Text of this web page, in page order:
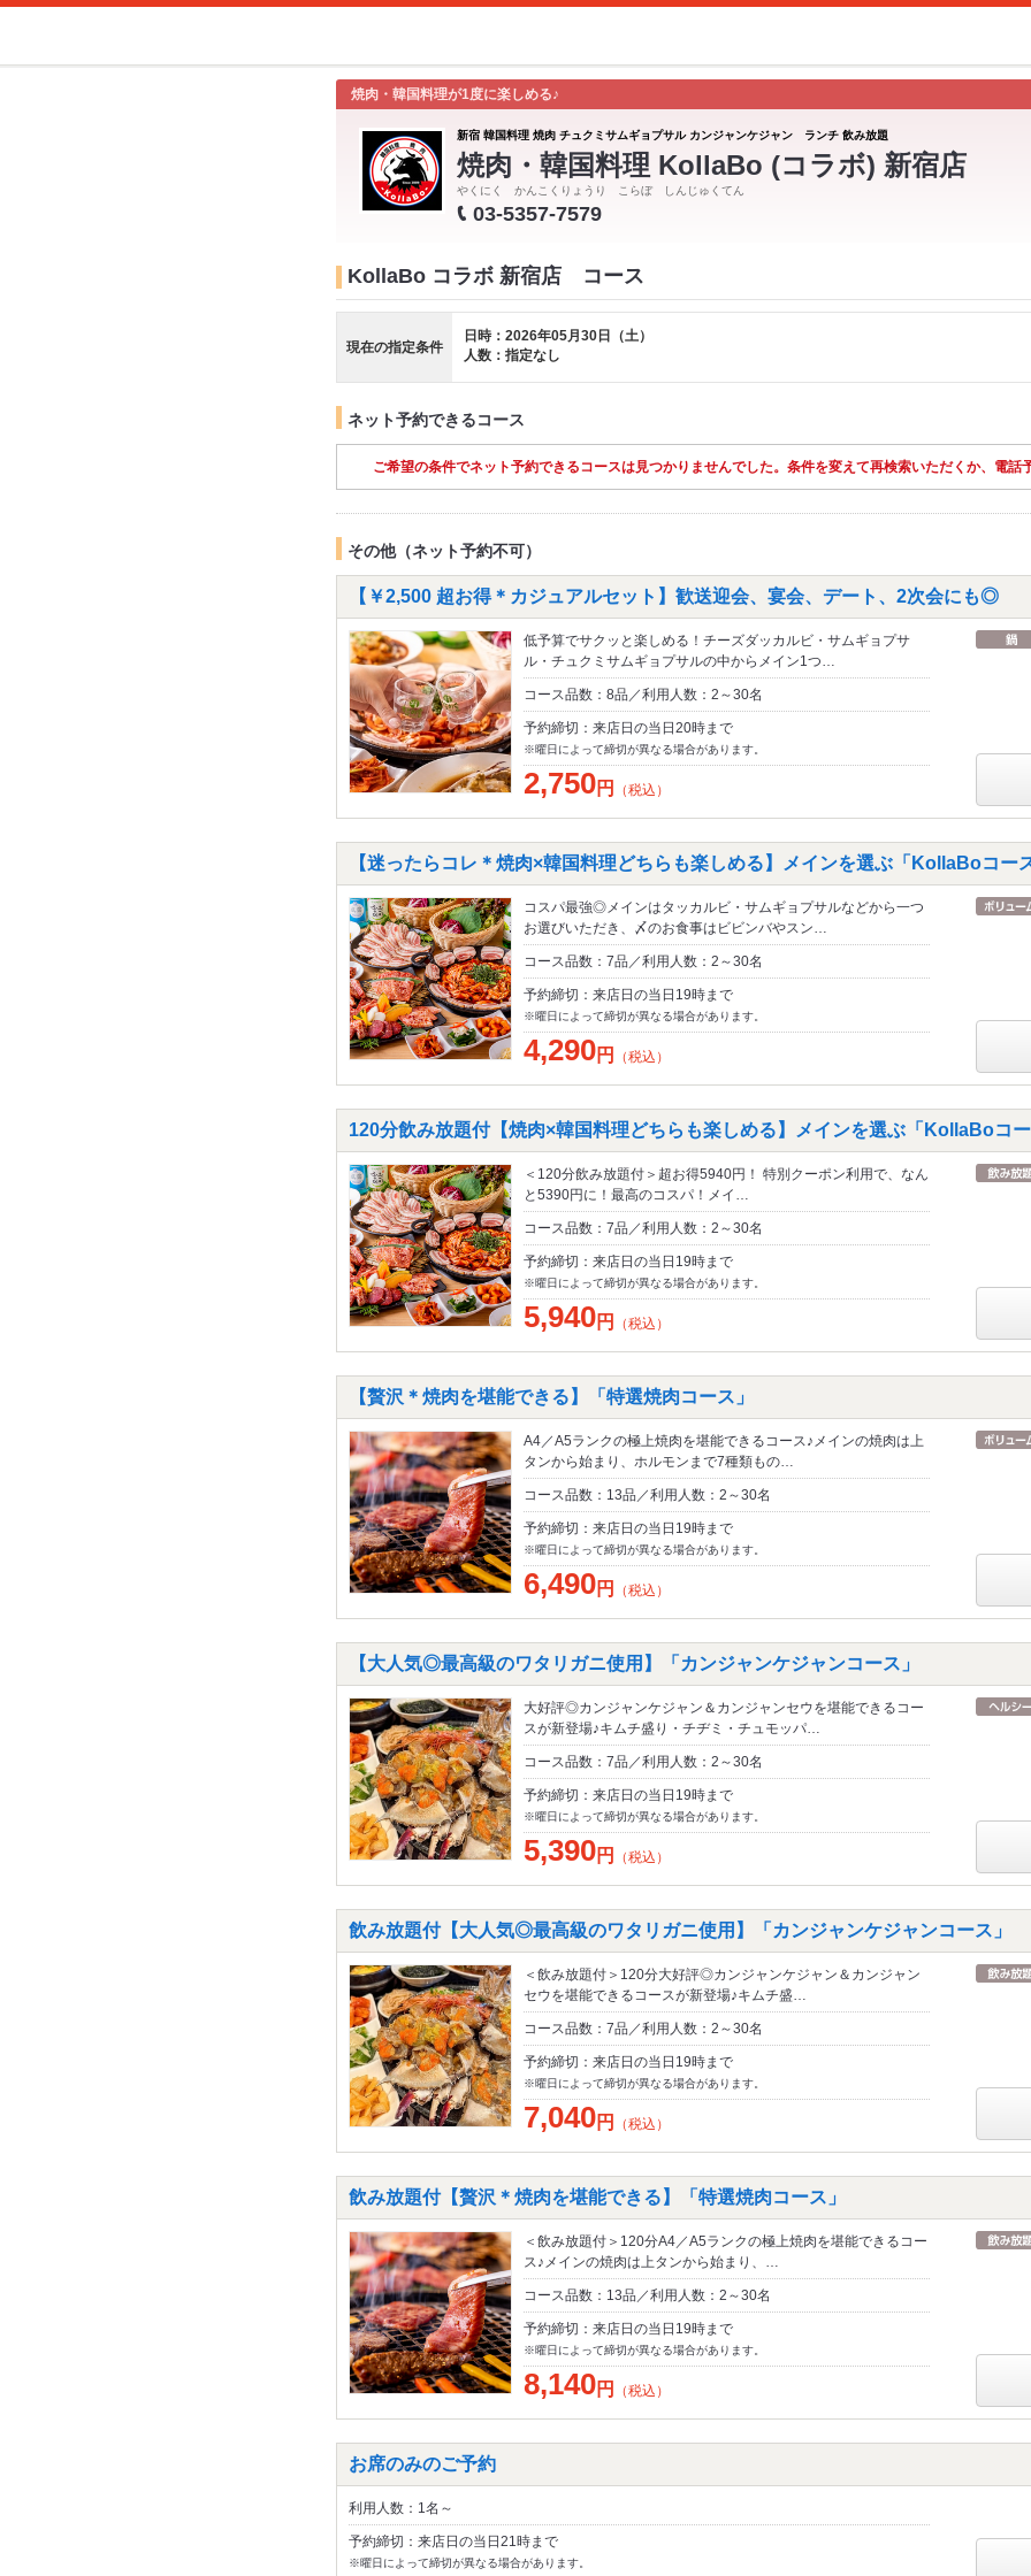
焼肉・韓国料理が1度に楽しめる♪
新宿 韓国料理 焼肉 チュクミサムギョプサル カンジャンケジャン ランチ 飲み放題
焼肉・韓国料理 KollaBo (コラボ) 新宿店
やくにく かんこくりょうり こらぼ しんじゅくてん
03-5357-7579
KollaBo コラボ 新宿店 コース
現在の指定条件
日時：2026年05月30日（土）
人数：指定なし
ネット予約できるコース
ご希望の条件でネット予約できるコースは見つかりませんでした。条件を変えて再検索いただくか、電話
その他（ネット予約不可）
【￥2,500 超お得＊カジュアルセット】歓送迎会、宴会、デート、2次会にも◎
低予算でサクッと楽しめる！チーズダッカルビ・サムギョプサ
ル・チュクミサムギョプサルの中からメイン1つ…
コース品数：8品／利用人数：2～30名
予約締切：来店日の当日20時まで
※曜日によって締切が異なる場合があります。
2,750円 （税込）
【迷ったらコレ＊焼肉×韓国料理どちらも楽しめる】メインを選ぶ「KollaBoコー
コスパ最強◎メインはタッカルビ・サムギョプサルなどから一つ
お選びいただき、〆のお食事はビビンバやスン…
コース品数：7品／利用人数：2～30名
予約締切：来店日の当日19時まで
※曜日によって締切が異なる場合があります。
4,290円 （税込）
120分飲み放題付【焼肉×韓国料理どちらも楽しめる】メインを選ぶ「KollaBoコー
＜120分飲み放題付＞超お得5940円！ 特別クーポン利用で、なん
と5390円に！最高のコスパ！メイ…
コース品数：7品／利用人数：2～30名
予約締切：来店日の当日19時まで
※曜日によって締切が異なる場合があります。
5,940円 （税込）
【贅沢＊焼肉を堪能できる】「特選焼肉コース」
A4／A5ランクの極上焼肉を堪能できるコース♪メインの焼肉は上
タンから始まり、ホルモンまで7種類もの…
コース品数：13品／利用人数：2～30名
予約締切：来店日の当日19時まで
※曜日によって締切が異なる場合があります。
6,490円 （税込）
【大人気◎最高級のワタリガニ使用】「カンジャンケジャンコース」
大好評◎カンジャンケジャン＆カンジャンセウを堪能できるコー
スが新登場♪キムチ盛り・チヂミ・チュモッパ…
コース品数：7品／利用人数：2～30名
予約締切：来店日の当日19時まで
※曜日によって締切が異なる場合があります。
5,390円 （税込）
飲み放題付【大人気◎最高級のワタリガニ使用】「カンジャンケジャンコース」
＜飲み放題付＞120分大好評◎カンジャンケジャン＆カンジャン
セウを堪能できるコースが新登場♪キムチ盛…
コース品数：7品／利用人数：2～30名
予約締切：来店日の当日19時まで
※曜日によって締切が異なる場合があります。
7,040円 （税込）
飲み放題付【贅沢＊焼肉を堪能できる】「特選焼肉コース」
＜飲み放題付＞120分A4／A5ランクの極上焼肉を堪能できるコー
ス♪メインの焼肉は上タンから始まり、…
コース品数：13品／利用人数：2～30名
予約締切：来店日の当日19時まで
※曜日によって締切が異なる場合があります。
8,140円 （税込）
お席のみのご予約
利用人数：1名～
予約締切：来店日の当日21時まで
※曜日によって締切が異なる場合があります。